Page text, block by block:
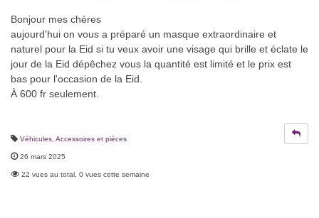
Bonjour mes chères
aujourd'hui on vous a préparé un masque extraordinaire et
naturel pour la Eid si tu veux avoir une visage qui brille et éclate le
jour de la Eid dépêchez vous la quantité est limité et le prix est
bas pour l'occasion de la Eid.
À 600 fr seulement.
Véhicules Accessoires et pièces
26 mars 2025
22 vues au total, 0 vues cette semaine